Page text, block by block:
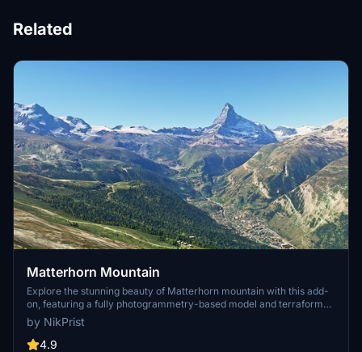
Related
Matterhorn Mountain
Explore the stunning beauty of Matterhorn mountain with this add-
on, featuring a fully photogrammetry-based model and terraformed
edges for a more realistic experience. Version 2.0 includes new
additions such as improved LOD levels, color-corrected textures,
cable car pylons, and populated forests. Install by dragging the
by NikPrist
4.9